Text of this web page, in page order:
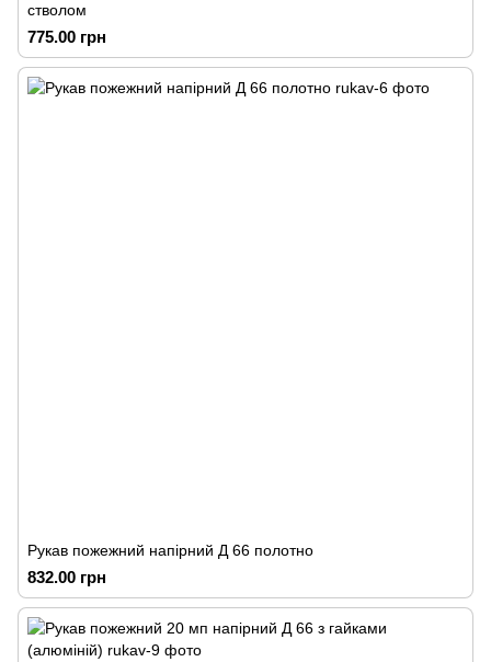
стволом
775.00 грн
Рукав пожежний напірний Д 66 полотно
832.00 грн